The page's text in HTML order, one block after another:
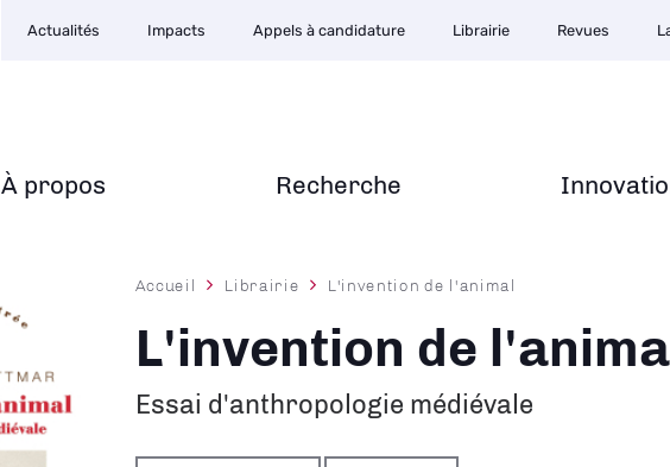
Navigation
À propos Recherche
secondaire
Actualités Impacts Appels à candidature Librairie Revues
Fil
Accueil Librairie L'invention de l'animal
L'invention de
Essai d'anthropologie médiévale